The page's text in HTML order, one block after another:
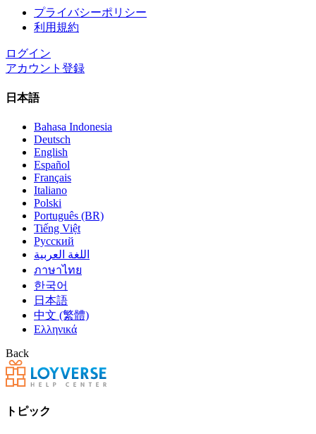
プライバシーポリシー
利用規約
ログイン
アカウント登録
日本語
Bahasa Indonesia
Deutsch
English
Español
Français
Italiano
Polski
Português (BR)
Tiếng Việt
Русский
اللغة العربية
ภาษาไทย
한국어
日本語
中文 (繁體)
Ελληνικά
Back
トピック